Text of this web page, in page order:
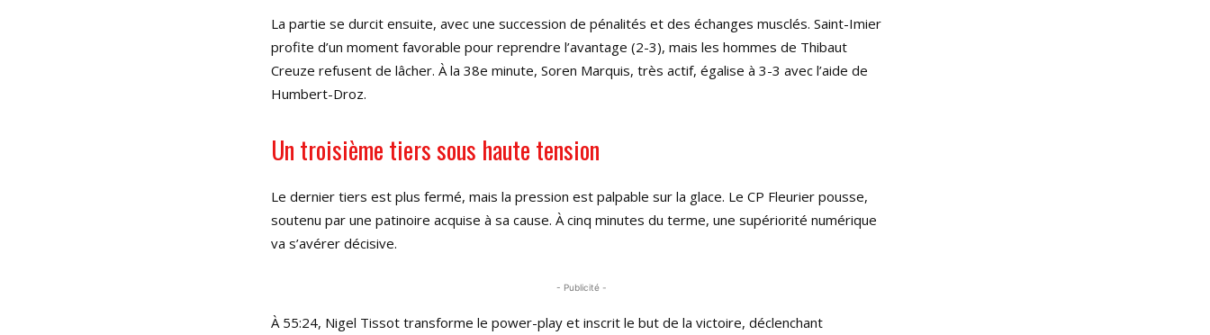
La partie se durcit ensuite, avec une succession de pénalités et des échanges musclés. Saint-Imier
profite d’un moment favorable pour reprendre l’avantage (2-3), mais les hommes de Thibaut
Creuze refusent de lâcher. À la 38e minute, Soren Marquis, très actif, égalise à 3-3 avec l’aide de
Humbert-Droz.
Un troisième tiers sous haute tension
Le dernier tiers est plus fermé, mais la pression est palpable sur la glace. Le CP Fleurier pousse,
soutenu par une patinoire acquise à sa cause. À cinq minutes du terme, une supériorité numérique
va s’avérer décisive.
- Publicité -
À 55:24, Nigel Tissot transforme le power-play et inscrit le but de la victoire, déclenchant